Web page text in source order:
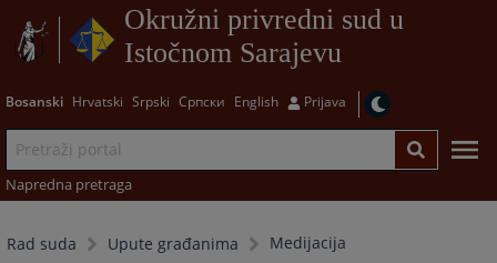
Okružni privredni sud u
Istočnom Sarajevu
Bosanski Hrvatski Srpski Српски English Prijava
Napredna pretraga
Rad suda Upute građanima Medijacija